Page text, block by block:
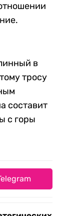
в
тросу
составит
с горы